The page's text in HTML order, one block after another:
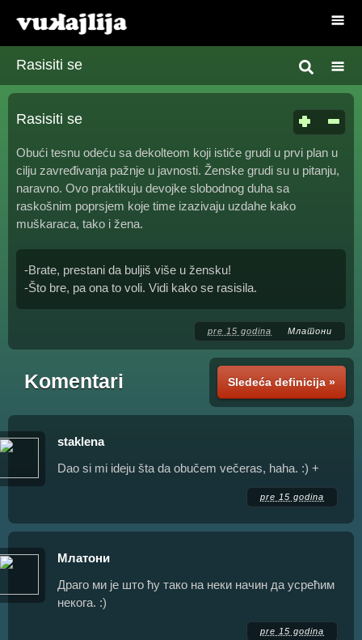
Rasisiti se
Rasisiti se
Obući tesnu odeću sa dekolteom koji ističe grudi u prvi plan u
cilju zavređivanja pažnje u javnosti. Ženske grudi su u pitanju,
naravno. Ovo praktikuju devojke slobodnog duha sa
raskošnim poprsjem koje time izazivaju uzdahe kako
muškaraca, tako i žena.
-Brate, prestani da buljiš više u žensku!
-Što bre, pa ona to voli. Vidi kako se rasisila.
pre 15 godina Млатони
Sledeća definicija »
Komentari
staklena
Dao si mi ideju šta da obučem večeras, haha. :) +
pre 15 godina
Млатони
Драго ми је што ћу тако на неки начин да усрећим
некога. :)
pre 15 godina